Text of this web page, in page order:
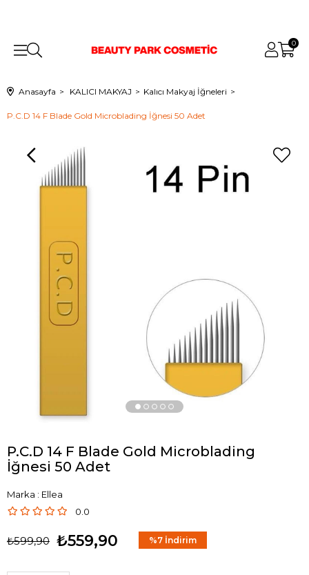
0
Anasayfa KALICI MAKYAJ Kalıcı Makyaj İğneleri
P.C.D 14 F Blade Gold Microblading İğnesi 50 Adet
P.C.D 14 F Blade Gold Microblading
İğnesi 50 Adet
Marka : Ellea
0.0
₺599,90 ₺559,90 %7 İndirim